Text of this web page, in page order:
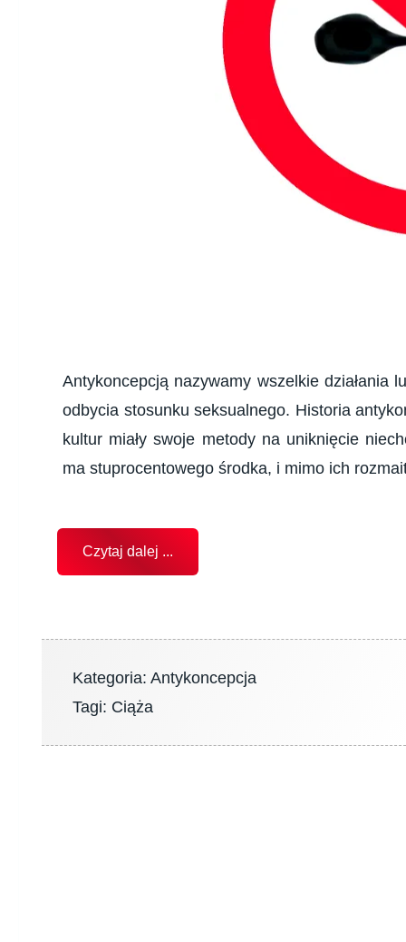
Antykoncepcją nazywamy wszelkie działania
odbycia stosunku seksualnego. Historia
kultur miały swoje metody na uniknięcie
ma stuprocentowego środka, i mimo ich
Czytaj dalej ...
Kategoria: Antykoncepcja
Tagi: Ciąża